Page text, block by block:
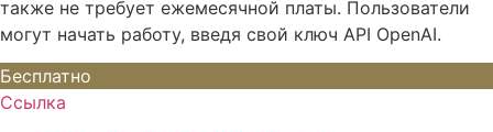
также не требует ежемесячной платы. Пользователи
могут начать работу, введя свой ключ API OpenAI.
Бесплатно
Ссылка